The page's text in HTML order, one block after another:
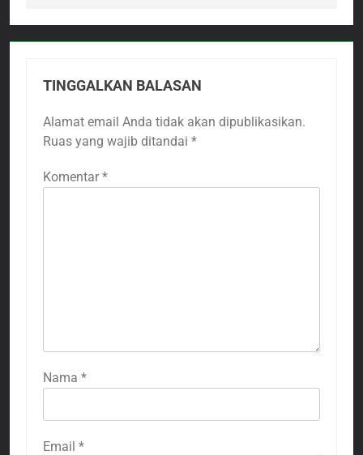
TINGGALKAN BALASAN
Alamat email Anda tidak akan dipublikasikan.
Ruas yang wajib ditandai *
Komentar *
Nama *
Email *